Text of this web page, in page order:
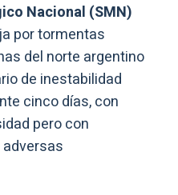
Nacional (SMN)
por tormentas
del norte argentino
de inestabilidad
cinco días, con
pero con